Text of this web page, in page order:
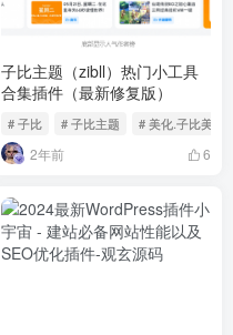
# 社交
子比主题（zibll）热门小工具
合集插件（最新修复版）
# 子比 # 子比主题 # 美化.子比美化
2年前 6